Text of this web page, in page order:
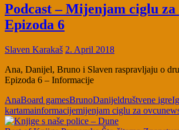
Podcast – Mijenjam ciglu za
Epizoda 6
Slaven Karakaš 2. April 2018
Ana, Danijel, Bruno i Slaven raspravljaju o
Epizoda 6 – Informacije
AnaBoard gamesBrunoDanijeldruštvene igre
kartamainformacijemijenjam ciglu za ovcu